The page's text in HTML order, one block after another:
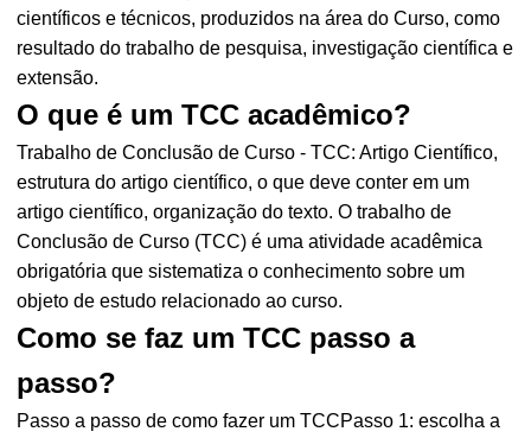
científicos e técnicos, produzidos na área do Curso, como
resultado do trabalho de pesquisa, investigação científica e
extensão.
O que é um TCC acadêmico?
Trabalho de Conclusão de Curso - TCC: Artigo Científico,
estrutura do artigo científico, o que deve conter em um
artigo científico, organização do texto. O trabalho de
Conclusão de Curso (TCC) é uma atividade acadêmica
obrigatória que sistematiza o conhecimento sobre um
objeto de estudo relacionado ao curso.
Como se faz um TCC passo a
passo?
Passo a passo de como fazer um TCCPasso 1: escolha a